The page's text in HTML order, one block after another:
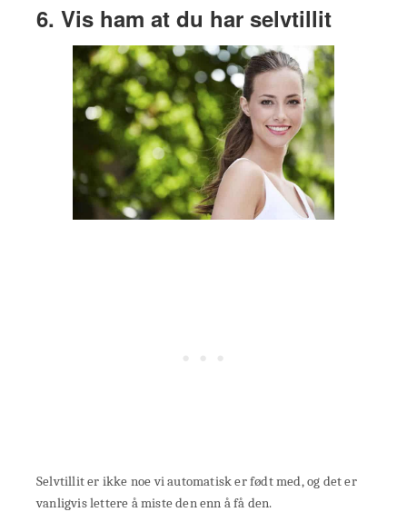
6. Vis ham at du har selvtillit
Selvtillit er ikke noe vi automatisk er født med, og det er
vanligvis lettere å miste den enn å få den.